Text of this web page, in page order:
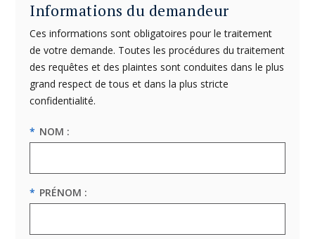
Informations du demandeur
Ces informations sont obligatoires pour le traitement
de votre demande. Toutes les procédures du traitement
des requêtes et des plaintes sont conduites dans le plus
grand respect de tous et dans la plus stricte
confidentialité.
NOM :
*
PRÉNOM :
*